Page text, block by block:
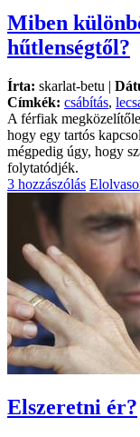
Miben
hűtlenségtől?
Írta: skarlat-betu |
Címkék: csábítás,
A férfiak
hogy egy tartós
mégpedig úgy, hogy
folytatódjék.
3 hozzászólás
Elszeretni ér?